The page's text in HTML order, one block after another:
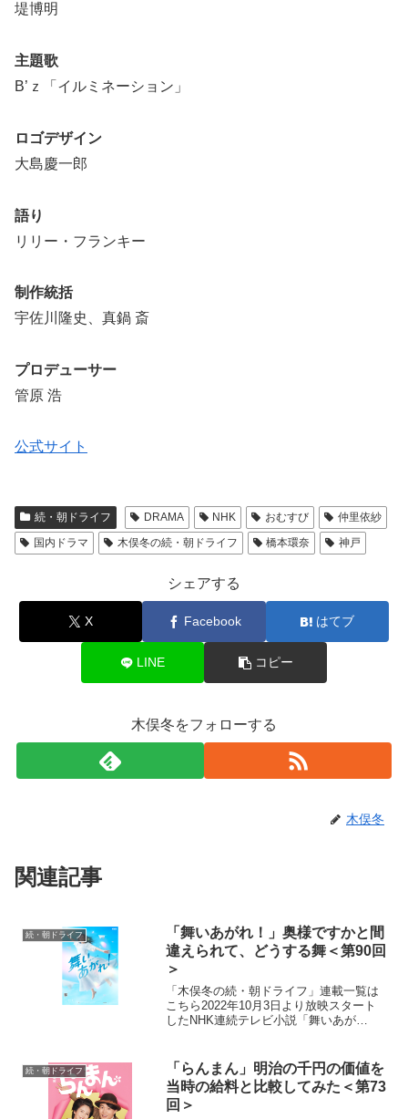
堤博明
主題歌
B’ｚ「イルミネーション」
ロゴデザイン
大島慶一郎
語り
リリー・フランキー
制作統括
宇佐川隆史、真鍋 斎
プロデューサー
管原 浩
公式サイト
続・朝ドライフ DRAMA NHK おむすび
仲里依紗
国内ドラマ
木俣冬の続・朝ドライフ 橋本環奈 神戸
シェアする
X Facebook はてブ
LINE コピー
木俣冬をフォローする
木俣冬
関連記事
続・朝ドライフ
「舞いあがれ！」奥様ですかと間
違えられて、どうする舞＜第90回
＞
「木俣冬の続・朝ドライフ」連載一覧は
こちら2022年10月3日より放映スタート
したNHK連続テレビ小説「舞いあが
かな長崎・五島列島で人との絆を育みな
がら、空を飛ぶ夢に向...
続・朝ドライフ
「らんまん」明治の千円の価値を
当時の給料と比較してみた＜第73
回＞